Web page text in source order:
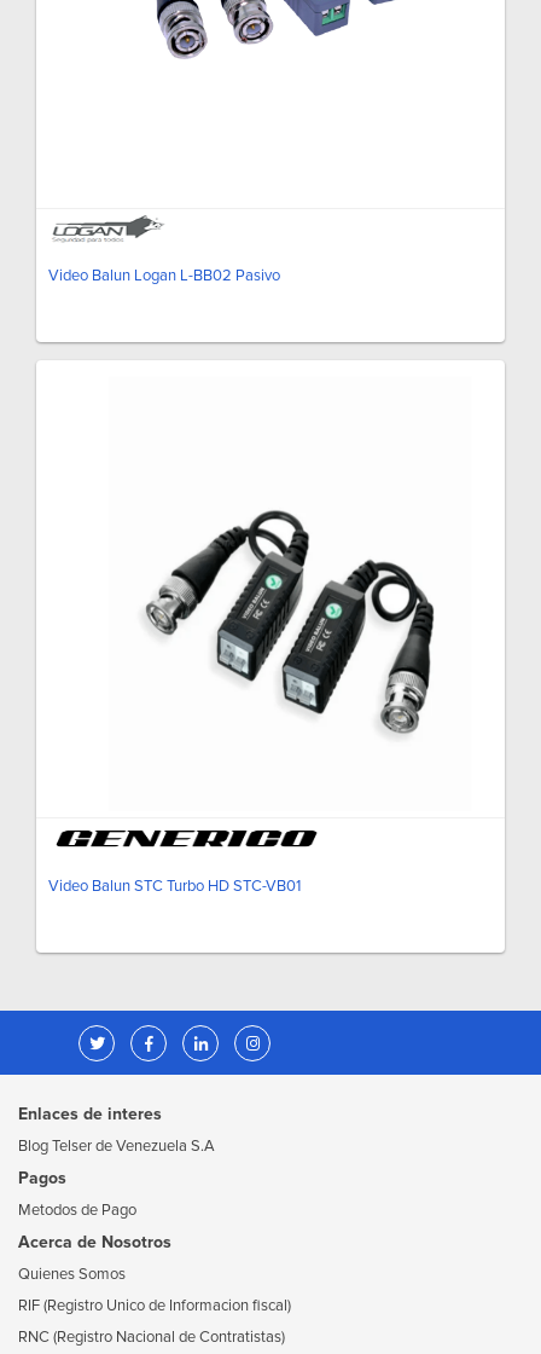
Video Balun Logan L-BB02 Pasivo
Video Balun STC Turbo HD STC-VB01
Enlaces de interes
Blog Telser de Venezuela S.A
Pagos
Metodos de Pago
Acerca de Nosotros
Quienes Somos
RIF (Registro Unico de Informacion fiscal)
RNC (Registro Nacional de Contratistas)